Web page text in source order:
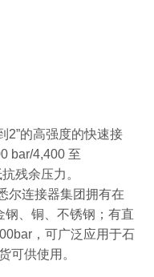
2”的高强度的快速接
bar/4,400 至
残余压力。
尔连接器集团拥有在
、铜、不锈钢；有直
，可广泛应用于石
可供使用。